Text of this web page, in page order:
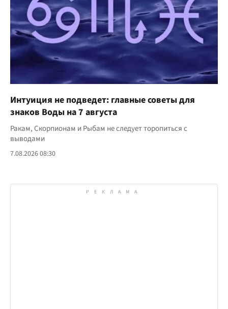
Интуиция не подведет: главные советы для
знаков Воды на 7 августа
Ракам, Скорпионам и Рыбам не следует торопиться с
выводами
7.08.2026 08:30